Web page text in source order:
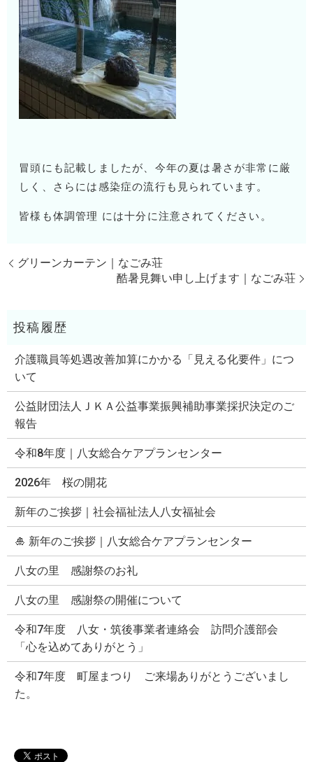
冒頭にも記載しましたが、今年の夏は暑さが非常に厳
しく、さらには感染症の流行も見られています。
皆様も体調管理 には十分に注意されてください。
グリーンカーテン｜なごみ荘
酷暑見舞い申し上げます｜なごみ荘
介護職員等処遇改善加算にかかる「見える化要件」につ
いて
公益財団法人ＪＫＡ公益事業振興補助事業採択決定のご
報告
令和8年度｜八女総合ケアプランセンター
2026年 桜の開花
新年のご挨拶｜社会福祉法人八女福祉会
🎍 新年のご挨拶｜八女総合ケアプランセンター
八女の里 感謝祭のお礼
八女の里 感謝祭の開催について
令和7年度 八女・筑後事業者連絡会 訪問介護部会
「心を込めてありがとう」
令和7年度 町屋まつり ご来場ありがとうございまし
た。